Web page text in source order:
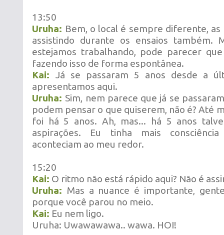
13:50
Uruha: Bem, o local é sempre diferente, as
assistindo durante os ensaios também.
estejamos trabalhando, pode parecer
fazendo isso de forma espontânea.
Kai: Já se passaram 5 anos desde a
apresentamos aqui.
Uruha: Sim, nem parece que já se
podem pensar o que quiserem, não é? Até
foi há 5 anos. Ah, mas... há 5 anos
aspirações. Eu tinha mais
aconteciam ao meu redor.
15:20
Kai: O ritmo não está rápido aqui? Não é
Uruha: Mas a nuance é importante,
porque você parou no meio.
Kai: Eu nem ligo.
Uruha: Uwawawawa.. wawa. HOI!